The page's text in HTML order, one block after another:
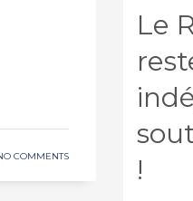
COMMENTS
Le
!